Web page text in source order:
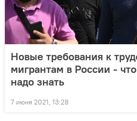
Новые требования к
мигрантам в России -
надо знать
7 июня 2021, 13:28